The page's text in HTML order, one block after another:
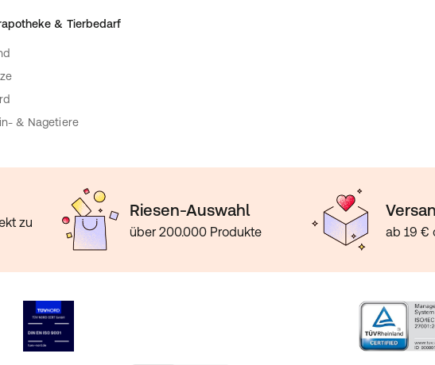
& Tierbedarf
& Nagetiere
zu
Riesen-Auswahl
über 200.000 Produkte ab 19 €